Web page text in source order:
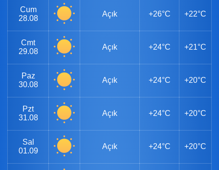
Cum
28.08
Açık +26°C +22°C
Cmt
29.08
Açık +24°C +21°C
Paz
30.08
Açık +24°C +20°C
Pzt
31.08
Açık +24°C +20°C
Sal
01.09
Açık +24°C +20°C